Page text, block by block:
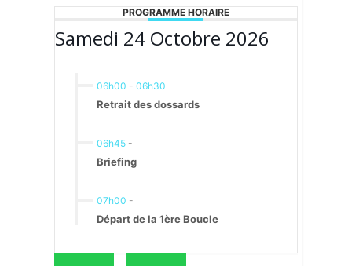
PROGRAMME HORAIRE
Samedi 24 Octobre 2026
06h00 - 06h30
Retrait des dossards
06h45 -
Briefing
07h00 -
Départ de la 1ère Boucle